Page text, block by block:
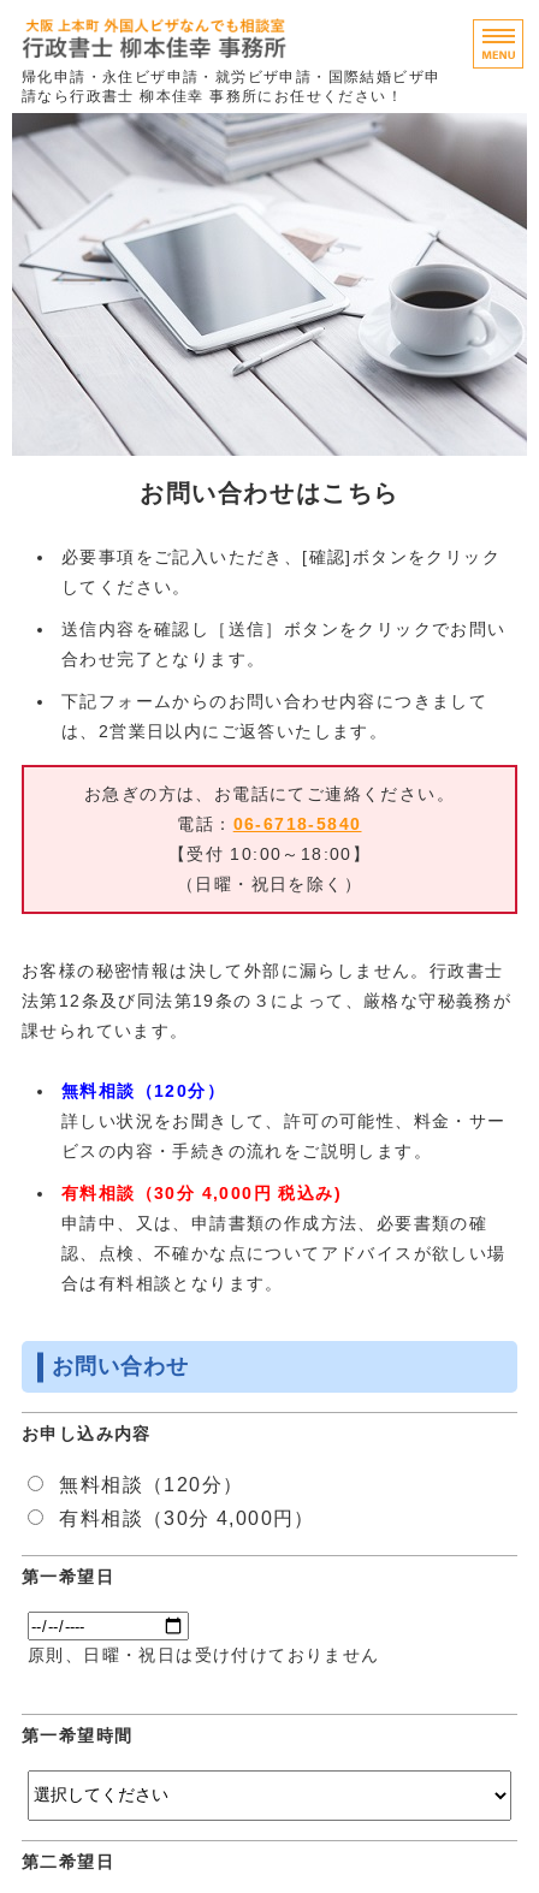
行政書士 柳
帰化申請・永住ビザ申請・就労ビザ申請・国際結婚ビザ申
請なら行政書士 柳本佳幸 事務所にお任せください！
永住ビザ
就労ビザ
特定技能（事業者向け）
事務所概要
お問い合わせ
お問い合わせはこちら
必要事項をご記入いただき、[確認]ボタンをクリック
してください。
送信内容を確認し［送信］ボタンをクリックでお問い
合わせ完了となります。
下記フォームからのお問い合わせ内容につきまして
は、2営業日以内にご返答いたします。
お急ぎの方は、お電話にてご連絡ください。
電話： 06-6718-5840
【受付 10:00～18:00】
（日曜・祝日を除く）
お客様の秘密情報は決して外部に漏らしません。行政書士
法第12条及び同法第19条の３によって、厳格な守秘義務が
課せられています。
無料相談（120分）
詳しい状況をお聞きして、許可の可能性、料金・サー
ビスの内容・手続きの流れをご説明します。
有料相談（30分 4,000円 税込み)
申請中、又は、申請書類の作成方法、必要書類の確
認、点検、不確かな点についてアドバイスが欲しい場
合は有料相談となります。
お問い合わせ
お申し込み内容
無料相談（120分）
有料相談（30分 4,000円）
第一希望日
原則、日曜・祝日は受け付けておりません
第一希望時間
第二希望日